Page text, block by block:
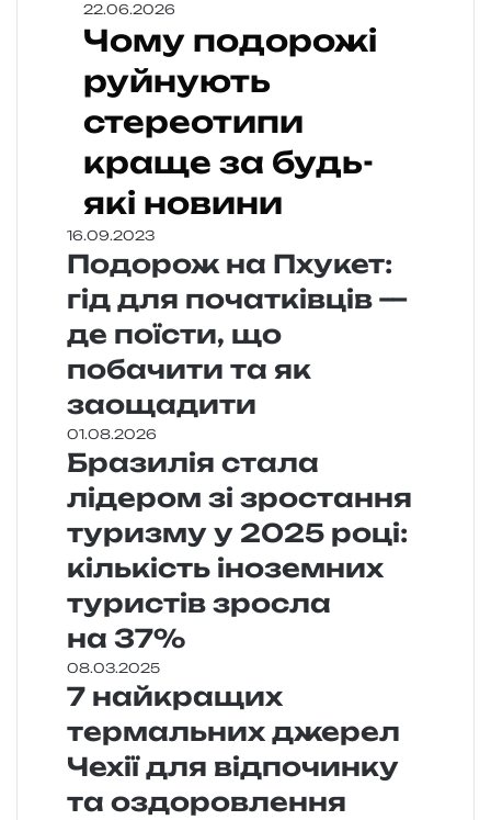
22.06.2026
Чому подорожі
руйнують
стереотипи
краще за будь-
які новини
16.09.2023
Подорож на Пхукет:
гід для початківців —
де поїсти, що
побачити та як
заощадити
01.08.2026
Бразилія стала
лідером зі зростання
туризму у 2025 році:
кількість іноземних
туристів зросла
на 37%
08.03.2025
7 найкращих
термальних джерел
Чехії для відпочинку
та оздоровлення